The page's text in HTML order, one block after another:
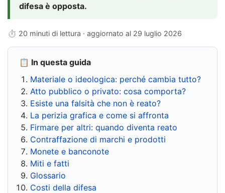
difesa è opposta.
⏱ 20 minuti di lettura · aggiornato al 29 luglio 2026
📋 In questa guida
Materiale o ideologica: perché cambia tutto?
Atto pubblico o privato: cosa comporta?
Esiste una falsità che non è reato?
La perizia grafica e come si affronta
Firmare per altri: quando diventa reato
Contraffazione di marchi e prodotti
Monete e banconote
Miti e fatti
Glossario
Costi della difesa